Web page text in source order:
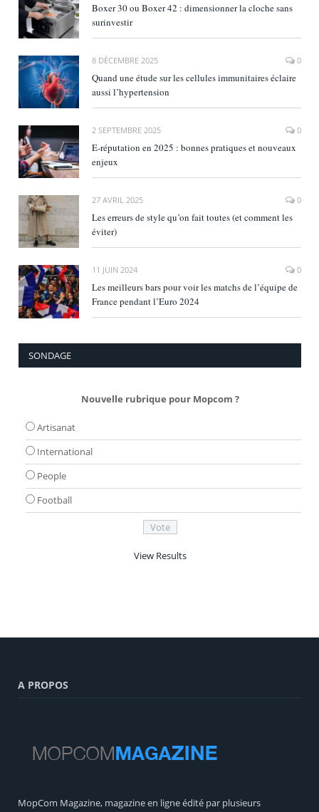
Boxer 30 ou Boxer 42 : dimensionner la cloche sans
surinvestir
8 DÉCEMBRE 2025 0
Quand une étude sur les cellules immunitaires éclaire
aussi l’hypertension
2 SEPTEMBRE 2025 0
E‑réputation en 2025 : bonnes pratiques et nouveaux
enjeux
27 AVRIL 2025 0
Les erreurs de style qu’on fait toutes (et comment les
éviter)
11 JUIN 2024 0
Les meilleurs bars pour voir les matchs de l’équipe de
France pendant l’Euro 2024
SONDAGE
Nouvelle rubrique pour Mopcom ?
Artisanat
International
People
Football
View Results
A PROPOS
MopCom Magazine, magazine en ligne édité par plusieurs